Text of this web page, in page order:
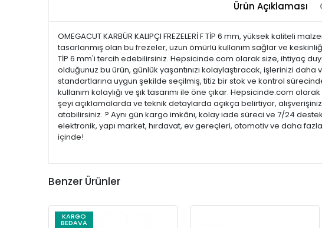
Ürün Açıklaması
OMEGACUT KARBÜR KALIPÇI FREZELERİ F TİP 6 mm, yüksek
tasarlanmış olan bu frezeler, uzun ömürlü kullanım sağlar ve
TİP 6 mm'i tercih edebilirsiniz. Hepsicinde.com olarak size, ihtiyaç
olduğunuz bu ürün, günlük yaşantınızı kolaylaştıracak, işlerinizi
standartlarına uygun şekilde seçilmiş, titiz bir stok ve kontrol
kullanım kolaylığı ve şık tasarımı ile öne çıkar. Hepsicinde.com
şeyi açıklamalarda ve teknik detaylarda açıkça belirtiyor,
atabilirsiniz. ? Aynı gün kargo imkânı, kolay iade süreci ve 7/24
elektronik, yapı market, hırdavat, ev gereçleri, otomotiv ve daha
içinde!
Benzer Ürünler
KARGO
BEDAVA